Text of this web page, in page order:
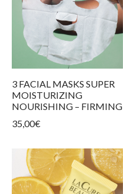
3 FACIAL MASKS SUPER
MOISTURIZING
NOURISHING – FIRMING
35,00€